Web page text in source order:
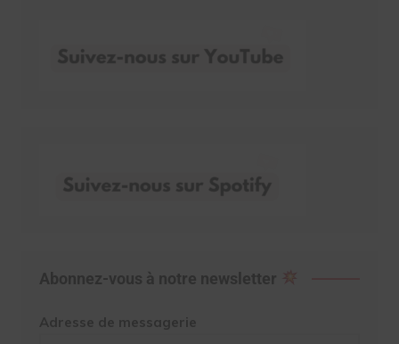
Abonnez-vous à notre newsletter
Adresse de messagerie